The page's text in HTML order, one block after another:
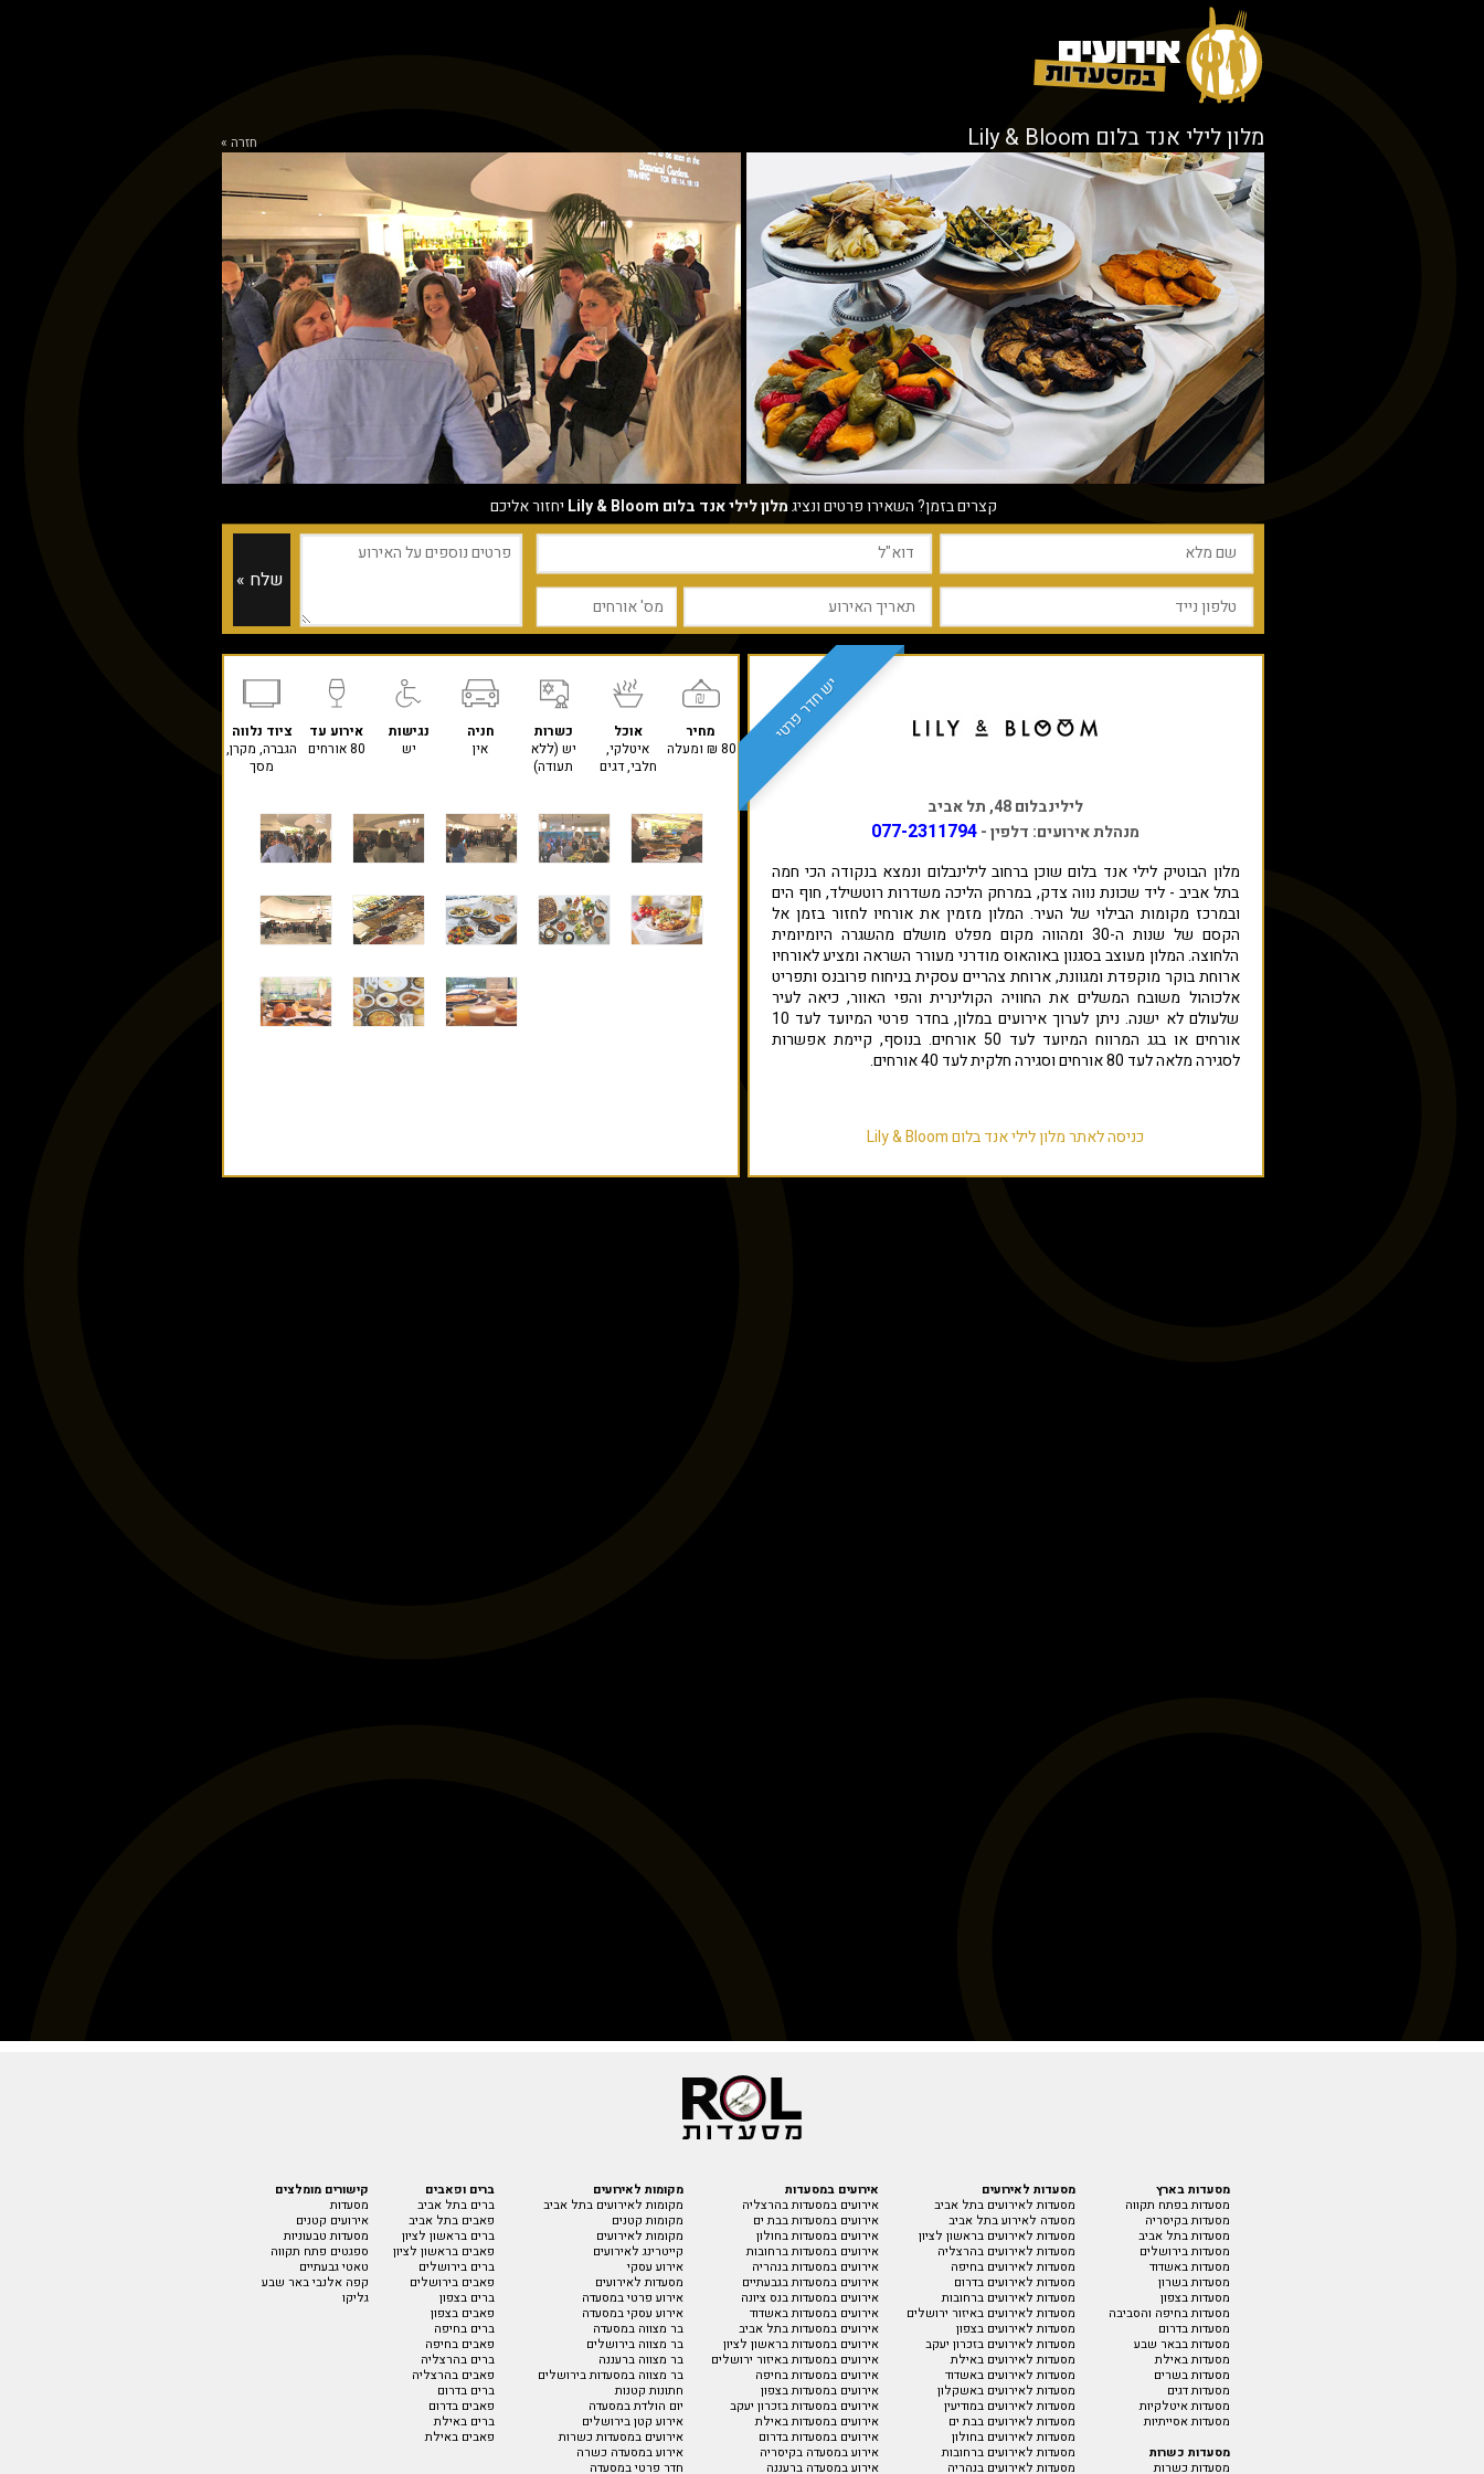
חזרה » מלון לילי אנד בלום Lily & Bloom
קצרים בזמן? השאירו פרטים ונציגמלון לילי אנד בלום Lily & Bloom יחזור אליכם
יש חדר פרטי
לילינבלום 48, תל אביב
מנהלת אירועים: דלפין -077-2311794
מלון הבוטיק לילי אנד בלום שוכן ברחוב לילינבלום ונמצא בנקודה הכי חמה
בתל אביב - ליד שכונת נווה צדק, במרחק הליכה משדרות רוטשילד, חוף הים
ובמרכז מקומות הבילוי של העיר. המלון מזמין את אורחיו לחזור בזמן אל
הקסם של שנות ה-30 ומהווה מקום מפלט מושלם מהשגרה היומיומית
הלחוצה. המלון מעוצב בסגנון באוהאוס מודרני מעורר השראה ומציע לאורחיו
ארוחת בוקר מוקפדת ומגוונת, ארוחת צהריים עסקית בניחוח פרובנס ותפריט
אלכוהול משובח המשלים את החוויה הקולינרית והפי האוור, כיאה לעיר
שלעולם לא ישנה. ניתן לערוך אירועים במלון, בחדר פרטי המיועד לעד 10
אורחים או בגג המרווח המיועד לעד 50 אורחים. בנוסף, קיימת אפשרות
לסגירה מלאה לעד 80 אורחים וסגירה חלקית לעד 40 אורחים.
כניסה לאתר מלון לילי אנד בלום Lily & Bloom
מחיר אוכל כשרות חניה נגישות אירוע עד
ציוד נלווה
80 ₪ ומעלה
איטלקי,
חלבי, דגים
יש (ללא
תעודה)
אין יש 80 אורחים
הגברה, מקרן,
מסך
מסעדות בארץ
מסעדות בפתח תקווה
מסעדות בקיסריה
מסעדות בתל אביב
מסעדות בירושלים
מסעדות באשדוד
מסעדות בשרון
מסעדות בצפון
מסעדות בחיפה והסביבה
מסעדות בדרום
מסעדות בבאר שבע
מסעדות באילת
מסעדות בשרים
מסעדות דגים
מסעדות איטלקיות
מסעדות אסייתיות
מסעדות כשרות
מסעדות כשרות
מסעדות לאירועים
מסעדות לאירועים בתל אביב
מסעדה לאירוע בתל אביב
מסעדות לאירועים בראשון לציון
מסעדות לאירועים בהרצליה
מסעדות לאירועים בחיפה
מסעדות לאירועים בדרום
מסעדות לאירועים ברחובות
מסעדות לאירועים באיזור ירושלים
מסעדות לאירועים בצפון
מסעדות לאירועים בזכרון יעקב
מסעדות לאירועים באילת
מסעדות לאירועים באשדוד
מסעדות לאירועים באשקלון
מסעדות לאירועים במודיעין
מסעדות לאירועים בבת ים
מסעדות לאירועים בחולון
מסעדות לאירועים ברחובות
מסעדות לאירועים בנהריה
אירועים במסעדות
אירועים במסעדות בהרצליה
אירועים במסעדות בבת ים
אירועים במסעדות בחולון
אירועים במסעדות ברחובות
אירועים במסעדות בנהריה
אירועים במסעדות בגבעתיים
אירועים במסעדות בנס ציונה
אירועים במסעדות באשדוד
אירועים במסעדות בתל אביב
אירועים במסעדות בראשון לציון
אירועים במסעדות באיזור ירושלים
אירועים במסעדות בחיפה
אירועים במסעדות בצפון
אירועים במסעדות בזכרון יעקב
אירועים במסעדות באילת
אירועים במסעדות בדרום
אירוע במסעדה בקיסריה
אירוע במסעדה ברעננה
מקומות לאירועים
מקומות לאירועים בתל אביב
מקומות קטנים
מקומות לאירועים
קייטרינג לאירועים
אירוע עסקי
מסעדות לאירועים
אירוע פרטי במסעדה
אירוע עסקי במסעדה
בר מצווה במסעדה
בר מצווה בירושלים
בר מצווה ברעננה
בר מצווה במסעדות בירושלים
חתונות קטנות
יום הולדת במסעדה
אירוע קטן בירושלים
אירועים במסעדות כשרות
אירוע במסעדה כשרה
חדר פרטי במסעדה
ברים ופאבים
ברים בתל אביב
פאבים בתל אביב
ברים בראשון לציון
פאבים בראשון לציון
ברים בירושלים
פאבים בירושלים
ברים בצפון
פאבים בצפון
ברים בחיפה
פאבים בחיפה
ברים בהרצליה
פאבים בהרצליה
ברים בדרום
פאבים בדרום
ברים באילת
פאבים באילת
קישורים מומלצים
מסעדות
אירועים קטנים
מסעדות טבעוניות
ספגטים פתח תקווה
טאטי גבעתיים
קפה אלנבי באר שבע
גליקו